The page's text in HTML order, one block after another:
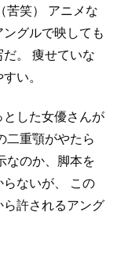
笑）
アニメな
グルで映しても
。
痩せていな
い。
した女優さんが
二重顎がやたら
なのか、脚本を
ないが、
この
許されるアング